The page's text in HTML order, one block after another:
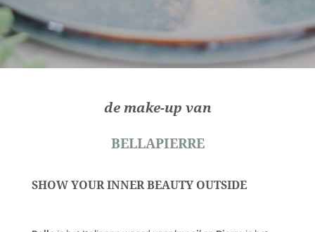
de make-up van
BELLAPIERRE
SHOW YOUR INNER BEAUTY OUTSIDE